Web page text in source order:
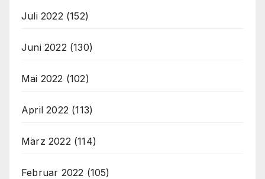
Juli 2022 (152)
Juni 2022 (130)
Mai 2022 (102)
April 2022 (113)
März 2022 (114)
Februar 2022 (105)